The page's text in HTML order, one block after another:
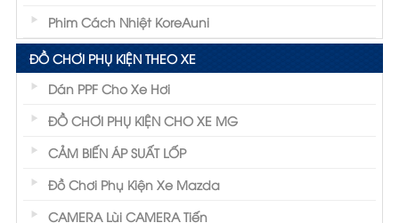
Phim Cách Nhiệt KoreAuni
ĐỒ CHƠI PHỤ KIỆN THEO XE
Dán PPF Cho Xe Hơi
ĐỒ CHƠI PHỤ KIỆN CHO XE MG
CẢM BIẾN ÁP SUẤT LỐP
Đồ Chơi Phụ Kiện Xe Mazda
CAMERA Lùi CAMERA Tiến